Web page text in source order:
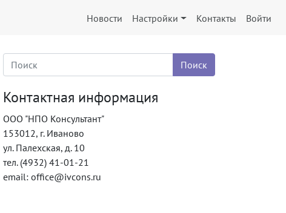
Новости Настройки Контакты Войти
Контактная информация
ООО "НПО Консультант"
153012, г. Иваново
ул. Палехская, д. 10
тел. (4932) 41-01-21
email: office@ivcons.ru